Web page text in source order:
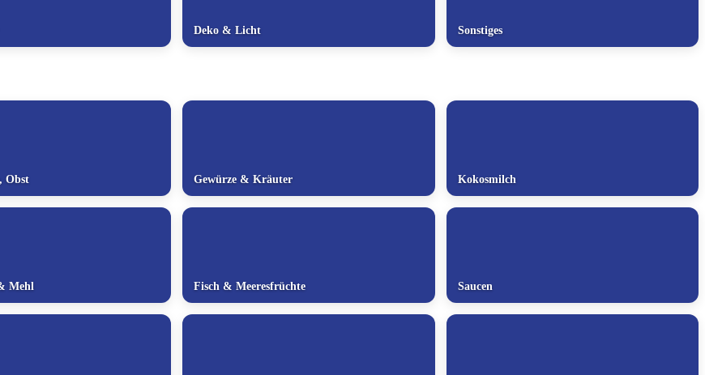
Deko & Licht Sonstiges
Obst Gewürze & Kräuter Kokosmilch
Mehl Fisch & Meeresfrüchte Saucen